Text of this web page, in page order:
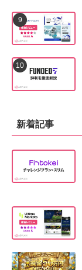
新着記事